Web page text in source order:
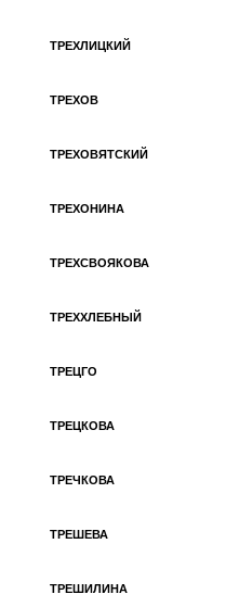
ТРЕХЛИЦКИЙ
ТРЕХОВ
ТРЕХОВЯТСКИЙ
ТРЕХОНИНА
ТРЕХСВОЯКОВА
ТРЕХХЛЕБНЫЙ
ТРЕЦГО
ТРЕЦКОВА
ТРЕЧКОВА
ТРЕШЕВА
ТРЕШИЛИНА